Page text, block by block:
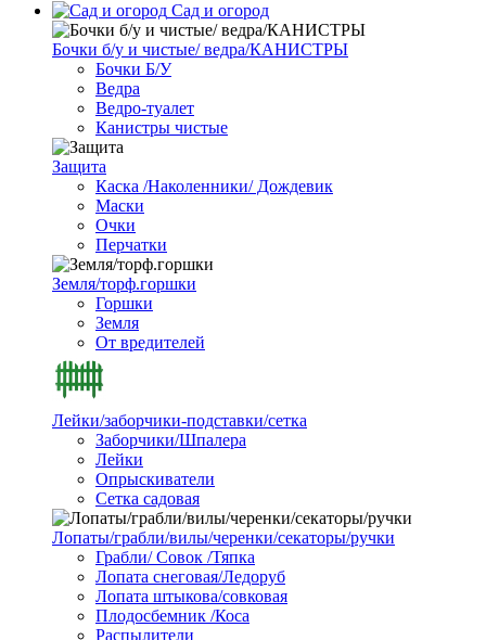
Сад и огород
Бочки б/у и чистые/ ведра/КАНИСТРЫ
Бочки Б/У
Ведра
Ведро-туалет
Канистры чистые
Защита
Каска /Наколенники/ Дождевик
Маски
Очки
Перчатки
Земля/торф.горшки
Горшки
Земля
От вредителей
Лейки/заборчики-подставки/сетка
Заборчики/Шпалера
Лейки
Опрыскиватели
Сетка садовая
Лопаты/грабли/вилы/черенки/секаторы/ручки
Грабли/ Совок /Тяпка
Лопата снеговая/Ледоруб
Лопата штыкова/совковая
Плодосбемник /Коса
Распылители